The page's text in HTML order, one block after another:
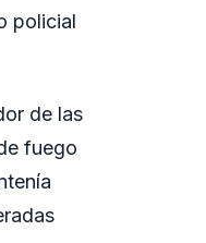
policial
de las
fuego